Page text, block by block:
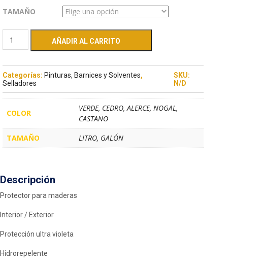
TAMAÑO
AÑADIR AL CARRITO
Categorías: Pinturas, Barnices y Solventes,
Selladores
SKU:
N/D
COLOR
VERDE, CEDRO, ALERCE, NOGAL,
CASTAÑO
TAMAÑO
LITRO, GALÓN
Descripción
Protector para maderas
Interior / Exterior
Protección ultra violeta
Hidrorepelente